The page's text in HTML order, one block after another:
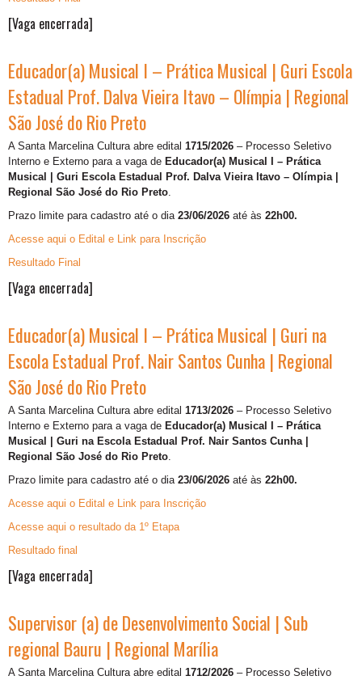
[Vaga encerrada]
Educador(a) Musical I – Prática Musical | Guri Escola
Estadual Prof. Dalva Vieira Itavo – Olímpia | Regional
São José do Rio Preto
A Santa Marcelina Cultura abre edital 1715/2026 – Processo Seletivo
Interno e Externo para a vaga de Educador(a) Musical I – Prática
Musical | Guri Escola Estadual Prof. Dalva Vieira Itavo – Olímpia |
Regional São José do Rio Preto.
Prazo limite para cadastro até o dia23/06/2026 até às 22h00.
Acesse aqui o Edital e Link para Inscrição
Resultado Final
[Vaga encerrada]
Educador(a) Musical I – Prática Musical | Guri na
Escola Estadual Prof. Nair Santos Cunha | Regional
São José do Rio Preto
A Santa Marcelina Cultura abre edital 1713/2026 – Processo Seletivo
Interno e Externo para a vaga de Educador(a) Musical I – Prática
Musical | Guri na Escola Estadual Prof. Nair Santos Cunha |
Regional São José do Rio Preto.
Prazo limite para cadastro até o dia23/06/2026 até às 22h00.
Acesse aqui o Edital e Link para Inscrição
Acesse aqui o resultado da 1º Etapa
Resultado final
[Vaga encerrada]
Supervisor (a) de Desenvolvimento Social | Sub
regional Bauru | Regional Marília
A Santa Marcelina Cultura abre edital 1712/2026 – Processo Seletivo